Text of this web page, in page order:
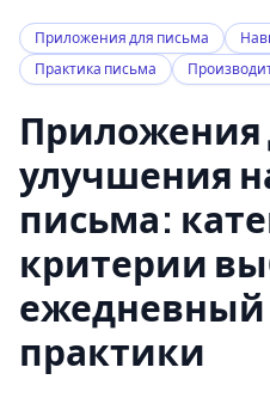
Приложения для письма
Практика письма
Приложения
улучшения
письма:
критерии
ежедневный
практики